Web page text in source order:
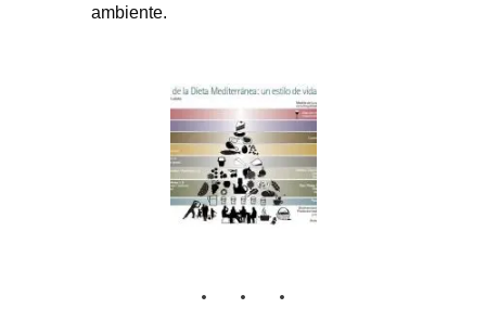
ambiente.